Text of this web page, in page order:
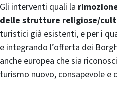
Gli interventi quali la
delle strutture religiose/
turistici già esistenti, e per i
e integrando l’offerta dei
anche europea che sia
turismo nuovo, consapevole e